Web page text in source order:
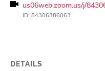
us06web.zoom.us/j/
ID: 84306386063
DETAILS